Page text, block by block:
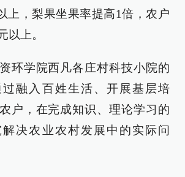
上，梨果坐果率提高1倍，农户
以上。
环学院西凡各庄村科技小院的
融入百姓生活、开展基层培
户，在完成知识、理论学习的
决农业农村发展中的实际问